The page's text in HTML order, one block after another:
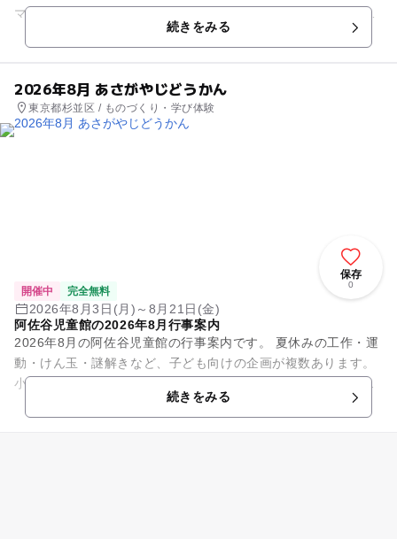
マースクール」**を開催します！ レッカーズは、オランダの運
続きをみる
2026年8月 あさがやじどうかん
東京都杉並区 / ものづくり・学び体験
保存
0
開催中 完全無料
2026年8月3日(月)～8月21日(金)
阿佐谷児童館の2026年8月行事案内
2026年8月の阿佐谷児童館の行事案内です。 夏休みの工作・運
動・けん玉・謎解きなど、子ども向けの企画が複数あります。
小学生向けの企画が中心で、一部は中高生向けの時間もありま
続きをみる